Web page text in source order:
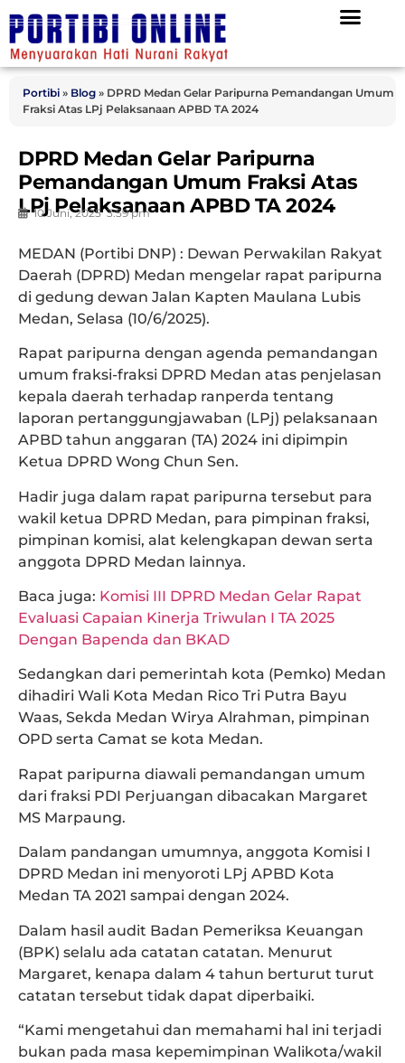
Portibi » Blog » DPRD Medan Gelar Paripurna Pemandangan Umum
Fraksi Atas LPj Pelaksanaan APBD TA 2024
DPRD Medan Gelar Paripurna
Pemandangan Umum Fraksi Atas
LPj Pelaksanaan APBD TA 2024
10 Juni, 2025 3:59 pm
MEDAN (Portibi DNP) : Dewan Perwakilan Rakyat
Daerah (DPRD) Medan mengelar rapat paripurna
di gedung dewan Jalan Kapten Maulana Lubis
Medan, Selasa (10/6/2025).
Rapat paripurna dengan agenda pemandangan
umum fraksi-fraksi DPRD Medan atas penjelasan
kepala daerah terhadap ranperda tentang
laporan pertanggungjawaban (LPj) pelaksanaan
APBD tahun anggaran (TA) 2024 ini dipimpin
Ketua DPRD Wong Chun Sen.
Hadir juga dalam rapat paripurna tersebut para
wakil ketua DPRD Medan, para pimpinan fraksi,
pimpinan komisi, alat kelengkapan dewan serta
anggota DPRD Medan lainnya.
Baca juga: Komisi III DPRD Medan Gelar Rapat
Evaluasi Capaian Kinerja Triwulan I TA 2025
Dengan Bapenda dan BKAD
Sedangkan dari pemerintah kota (Pemko) Medan
dihadiri Wali Kota Medan Rico Tri Putra Bayu
Waas, Sekda Medan Wirya Alrahman, pimpinan
OPD serta Camat se kota Medan.
Rapat paripurna diawali pemandangan umum
dari fraksi PDI Perjuangan dibacakan Margaret
MS Marpaung.
Dalam pandangan umumnya, anggota Komisi I
DPRD Medan ini menyoroti LPj APBD Kota
Medan TA 2021 sampai dengan 2024.
Dalam hasil audit Badan Pemeriksa Keuangan
(BPK) selalu ada catatan catatan. Menurut
Margaret, kenapa dalam 4 tahun berturut turut
catatan tersebut tidak dapat diperbaiki.
“Kami mengetahui dan memahami hal ini terjadi
bukan pada masa kepemimpinan Walikota/wakil